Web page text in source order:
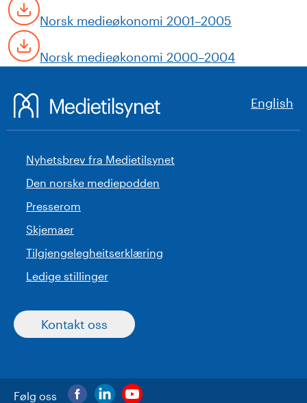
Norsk medieøkonomi 2001–2005
Norsk medieøkonomi 2000–2004
English
Nyhetsbrev fra Medietilsynet
Den norske mediepodden
Presserom
Skjemaer
Tilgjengelegheitserklæring
Ledige stillinger
Kontakt oss
Følg oss